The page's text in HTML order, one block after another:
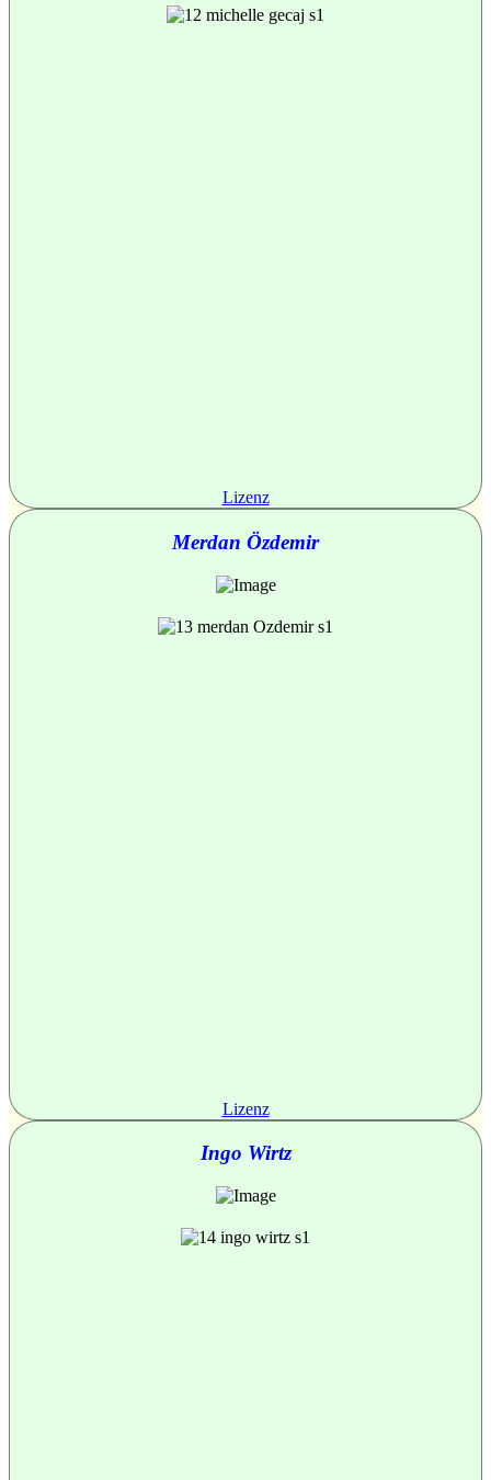
Lizenz
Merdan Özdemir
Lizenz
Ingo Wirtz